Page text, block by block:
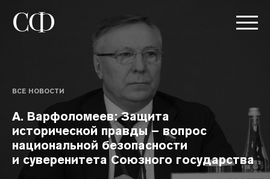
ВСЕ НОВОСТИ
А. Варфоломеев: Защита
исторической правды – вопрос
национальной безопасности
и суверенитета Союзного государства